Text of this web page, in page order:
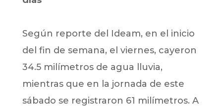
Según reporte del Ideam, en el inicio
del fin de semana, el viernes, cayeron
34.5 milímetros de agua lluvia,
mientras que en la jornada de este
sábado se registraron 61 milímetros. A